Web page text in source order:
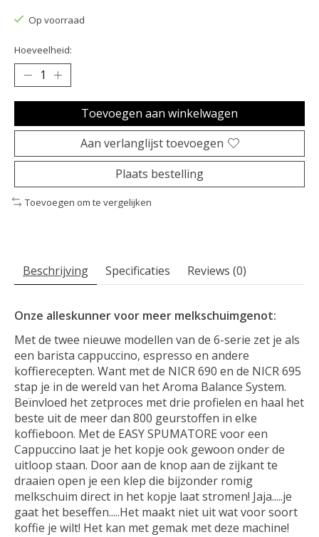
Op voorraad
Hoeveelheid:
Toevoegen aan winkelwagen
Aan verlanglijst toevoegen
Plaats bestelling
Toevoegen om te vergelijken
Beschrijving Specificaties Reviews (0)
Onze alleskunner voor meer melkschuimgenot:
Met de twee nieuwe modellen van de 6-serie zet je als
een barista cappuccino, espresso en andere
koffierecepten. Want met de NICR 690 en de NICR 695
stap je in de wereld van het Aroma Balance System.
Beïnvloed het zetproces met drie profielen en haal het
beste uit de meer dan 800 geurstoffen in elke
koffieboon. Met de EASY SPUMATORE voor een
Cappuccino laat je het kopje ook gewoon onder de
uitloop staan. Door aan de knop aan de zijkant te
draaien open je een klep die bijzonder romig
melkschuim direct in het kopje laat stromen! Jaja.....je
gaat het beseffen.....Het maakt niet uit wat voor soort
koffie je wilt! Het kan met gemak met deze machine!